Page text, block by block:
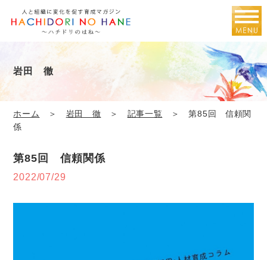
岩田 徹
ホーム ＞ 岩田 徹 ＞ 記事一覧 ＞ 第85回 信頼関
係
第85回 信頼関係
2022/07/29